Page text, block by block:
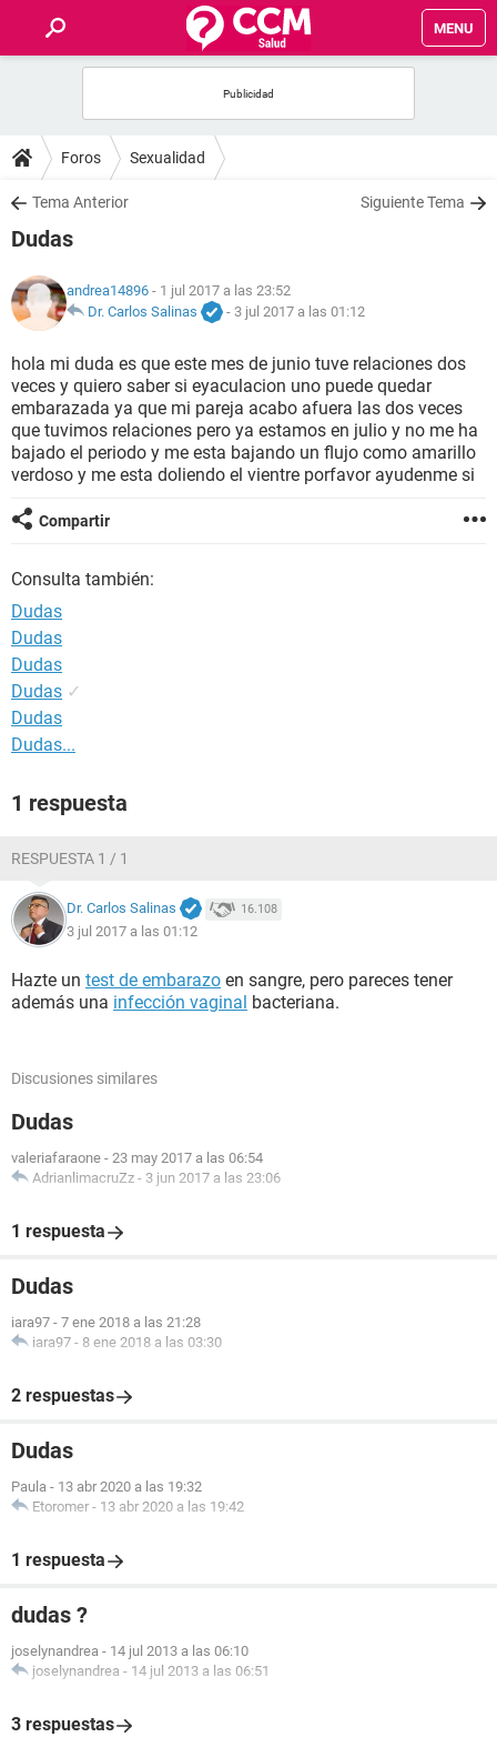
MENU
FOROS
SALUD
NUTRICIÓN
BIENESTAR
SEXUALIDAD
GLOSARIO
Foros Sexualidad
Tema Anterior Siguiente Tema
Dudas
andrea14896 - 1 jul 2017 a las 23:52
Dr. Carlos Salinas
- 3 jul 2017 a las 01:12
hola mi duda es que este mes de junio tuve relaciones dos
veces y quiero saber si eyaculacion uno puede quedar
embarazada ya que mi pareja acabo afuera las dos veces
que tuvimos relaciones pero ya estamos en julio y no me ha
bajado el periodo y me esta bajando un flujo como amarillo
verdoso y me esta doliendo el vientre porfavor ayudenme si
Compartir
Consulta también:
Dudas
Dudas
Dudas
Dudas ✓
Dudas
Dudas...
1 respuesta
RESPUESTA 1 / 1
Dr. Carlos Salinas 16.108
3 jul 2017 a las 01:12
Hazte un test de embarazo en sangre, pero pareces tener
además una infección vaginal bacteriana.
Discusiones similares
Dudas
valeriafaraone - 23 may 2017 a las 06:54
AdrianlimacruZz - 3 jun 2017 a las 23:06
1 respuesta
Dudas
iara97 - 7 ene 2018 a las 21:28
iara97 - 8 ene 2018 a las 03:30
2 respuestas
Dudas
Paula - 13 abr 2020 a las 19:32
Etoromer - 13 abr 2020 a las 19:42
1 respuesta
dudas ?
joselynandrea - 14 jul 2013 a las 06:10
joselynandrea - 14 jul 2013 a las 06:51
3 respuestas